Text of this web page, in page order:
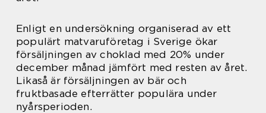
Enligt en undersökning organiserad av ett
populärt matvaruföretag i Sverige ökar
försäljningen av choklad med 20% under
december månad jämfört med resten av året.
Likaså är försäljningen av bär och
fruktbasade efterrätter populära under
nyårsperioden.